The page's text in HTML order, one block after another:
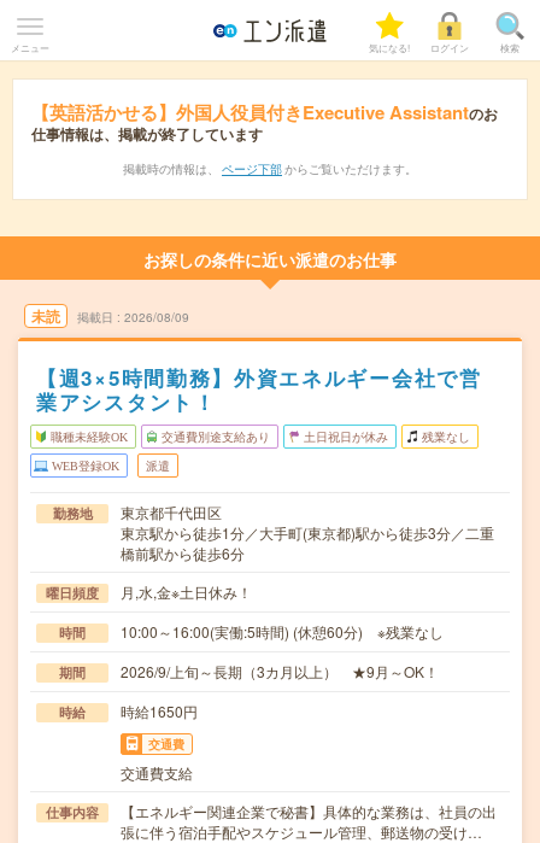
メニュー 気になる! ログイン 検索
【英語活かせる】外国人役員付きExecutive Assistantのお
仕事情報は、掲載が終了しています
掲載時の情報は、 ページ下部 からご覧いただけます。
お探しの条件に近い派遣のお仕事
未読 掲載日 2026/08/09
【週3×5時間勤務】外資エネルギー会社で営
業アシスタント！
職種未経験OK 交通費別途支給あり 土日祝日が休み 残業なし
WEB登録OK 派遣
勤務地
東京都千代田区
東京駅から徒歩1分／大手町(東京都)駅から徒歩3分／二重
橋前駅から徒歩6分
曜日頻度 月,水,金※土日休み！
時間 10:00～16:00(実働:5時間) (休憩60分) ※残業なし
期間 2026/9/上旬～長期（3カ月以上） ★9月～OK！
時給 時給1650円
交通費
交通費支給
仕事内容
【エネルギー関連企業で秘書】具体的な業務は、社員の出
張に伴う宿泊手配やスケジュール管理、郵送物の受け…